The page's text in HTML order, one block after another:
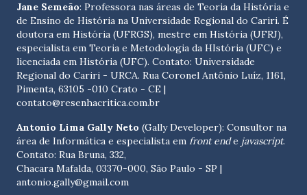
Jane Semeão: Professora nas áreas de Teoria da História e
de Ensino de História na Universidade Regional do Cariri. É
doutora em História (UFRGS), mestre em História (UFRJ),
especialista em Teoria e Metodologia da HIstória (UFC) e
licenciada em História (UFC). Contato: Universidade
Regional do Cariri - URCA. Rua Coronel Antônio Luíz, 1161,
Pimenta, 63105 -010 Crato - CE |
contato@resenhacritica.com.br
Antonio Lima Gally Neto (Gally Developer): Consultor na
área de Informática e especialista em front ende javascript.
Contato: Rua Bruna, 332,
Chacara Mafalda, 03370-000, São Paulo - SP |
antonio.gally@gmail.com